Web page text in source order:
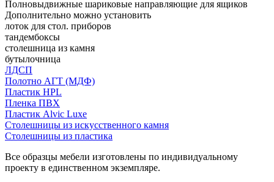
Полновыдвижные шариковые направляющие для ящиков
Дополнительно можно установить
лоток для стол. приборов
тандембоксы
столешница из камня
бутылочница
ЛДСП
Полотно АГТ (МДФ)
Пластик HPL
Пленка ПВХ
Пластик Alvic Luxe
Столешницы из искусственного камня
Столешницы из пластика
Все образцы мебели изготовлены по индивидуальному
проекту в единственном экземпляре.